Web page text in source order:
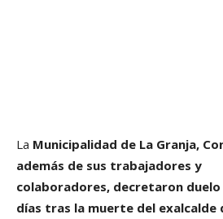
La Municipalidad de La Granja,
además de sus trabajadores y
colaboradores, decretaron
días tras la muerte del exalcalde